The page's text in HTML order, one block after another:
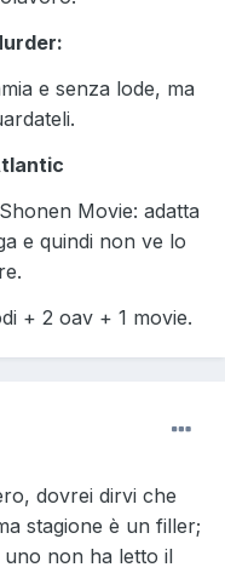
e senza lode, ma
Movie: adatta
e quindi non ve lo
+ 2 oav + 1 movie.
dovrei dirvi che
stagione è un filler;
uno non ha letto il